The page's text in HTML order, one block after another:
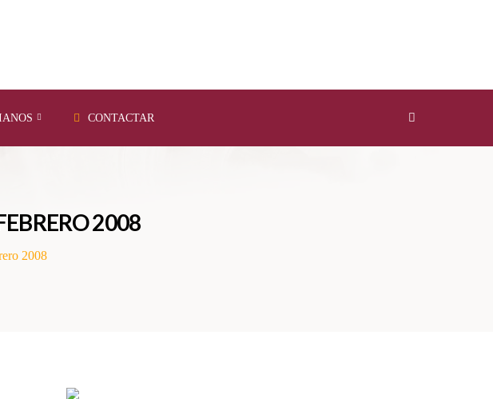
CONTACTAR
2008
2008